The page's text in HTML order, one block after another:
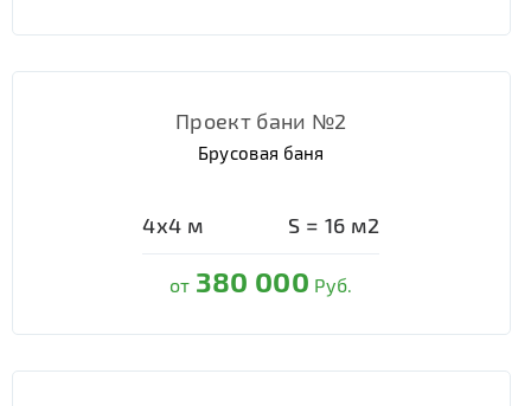
Проект бани №2
Брусовая баня
4х4 м S = 16 м2
от 380 000 Руб.